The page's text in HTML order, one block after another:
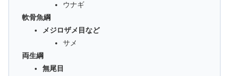
ウナギ
軟骨魚綱
メジロザメ目など
サメ
両生綱
無尾目